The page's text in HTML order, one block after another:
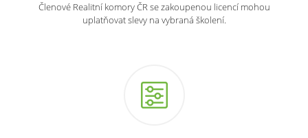
Členové Realitní komory ČR se zakoupenou licencí mohou
uplatňovat slevy na vybraná školení.